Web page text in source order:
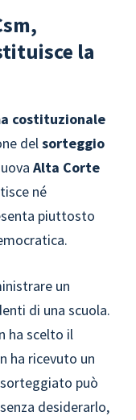
la
costituzionale
delsorteggio
Alta Corte
né
piuttosto
un
di una scuola.
ha scelto il
ha ricevuto un
può
desiderarlo,